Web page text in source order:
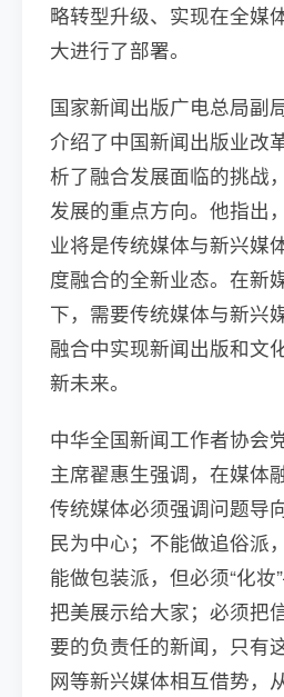
略转型升级、实现在全媒
大进行了部署。
国家新闻出版广电总局副
介绍了中国新闻出版业改
析了融合发展面临的挑战
发展的重点方向。他指出
业将是传统媒体与新兴媒
度融合的全新业态。在新
下，需要传统媒体与新兴
融合中实现新闻出版和文
新未来。
中华全国新闻工作者协会
主席翟惠生强调，在媒体
传统媒体必须强调问题导
民为中心；不能做追俗派
能做包装派，但必须“化
把美展示给大家；必须把
要的负责任的新闻，只有
网等新兴媒体相互借势，